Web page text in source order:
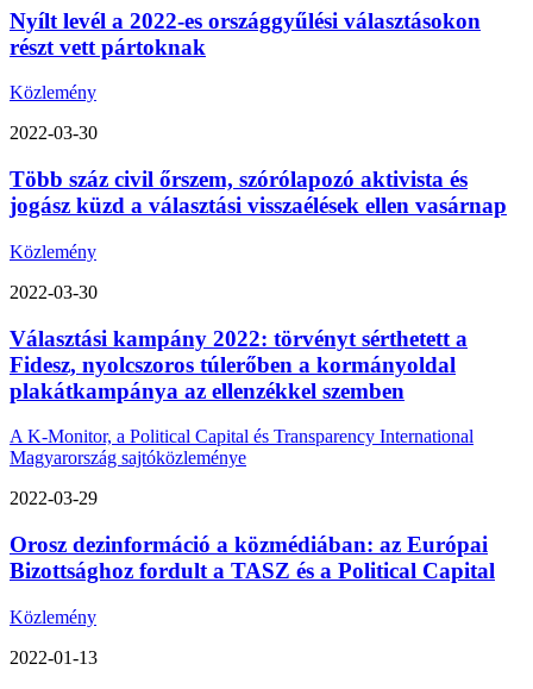
Nyílt levél a 2022-es országgyűlési választásokon
részt vett pártoknak
Közlemény
2022-03-30
Több száz civil őrszem, szórólapozó aktivista és
jogász küzd a választási visszaélések ellen vasárnap
Közlemény
2022-03-30
Választási kampány 2022: törvényt sérthetett a
Fidesz, nyolcszoros túlerőben a kormányoldal
plakátkampánya az ellenzékkel szemben
A K-Monitor, a Political Capital és Transparency International
Magyarország sajtóközleménye
2022-03-29
Orosz dezinformáció a közmédiában: az Európai
Bizottsághoz fordult a TASZ és a Political Capital
Közlemény
2022-01-13